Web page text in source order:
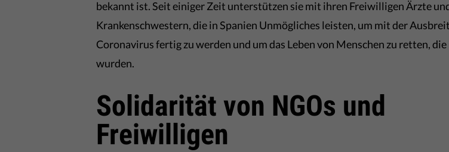
bekannt ist. Seit einiger Zeit unterstützen sie mit ihren Freiwilligen Ärzte
Krankenschwestern, die in Spanien Unmögliches leisten, um mit der
Coronavirus fertig zu werden und um das Leben von Menschen zu retten,
wurden.
Solidarität von NGOs und
Freiwilligen